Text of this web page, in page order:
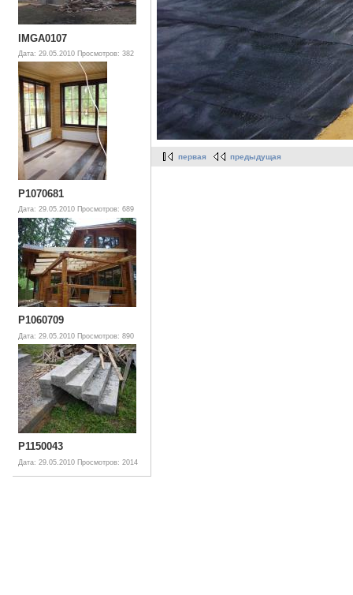
IMGA0107
Дата: 29.05.2010 Просмотров: 382
P1070681
Дата: 29.05.2010 Просмотров: 689
P1060709
Дата: 29.05.2010 Просмотров: 890
P1150043
Дата: 29.05.2010 Просмотров: 2014
первая предыдущая